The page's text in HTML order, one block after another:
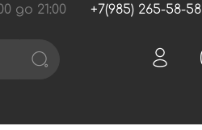
до 21:00 +7(985) 265-58-58